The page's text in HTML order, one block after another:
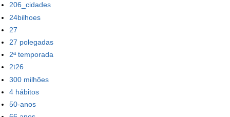
206_cidades
24bilhoes
27
27 polegadas
2ª temporada
2t26
300 milhões
4 hábitos
50-anos